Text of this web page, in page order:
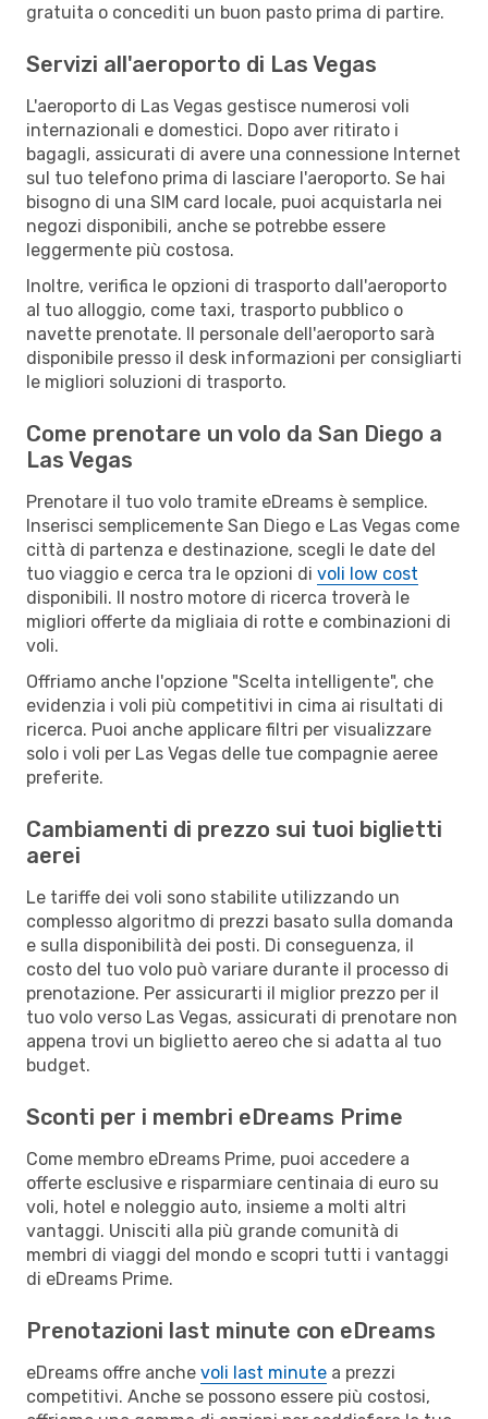
gratuita o concediti un buon pasto prima di partire.
Servizi all'aeroporto di Las Vegas
L'aeroporto di Las Vegas gestisce numerosi voli
internazionali e domestici. Dopo aver ritirato i
bagagli, assicurati di avere una connessione Internet
sul tuo telefono prima di lasciare l'aeroporto. Se hai
bisogno di una SIM card locale, puoi acquistarla nei
negozi disponibili, anche se potrebbe essere
leggermente più costosa.
Inoltre, verifica le opzioni di trasporto dall'aeroporto
al tuo alloggio, come taxi, trasporto pubblico o
navette prenotate. Il personale dell'aeroporto sarà
disponibile presso il desk informazioni per consigliarti
le migliori soluzioni di trasporto.
Come prenotare un volo da San Diego a
Las Vegas
Prenotare il tuo volo tramite eDreams è semplice.
Inserisci semplicemente San Diego e Las Vegas come
città di partenza e destinazione, scegli le date del
tuo viaggio e cerca tra le opzioni di voli low cost
disponibili. Il nostro motore di ricerca troverà le
migliori offerte da migliaia di rotte e combinazioni di
voli.
Offriamo anche l'opzione "Scelta intelligente", che
evidenzia i voli più competitivi in cima ai risultati di
ricerca. Puoi anche applicare filtri per visualizzare
solo i voli per Las Vegas delle tue compagnie aeree
preferite.
Cambiamenti di prezzo sui tuoi biglietti
aerei
Le tariffe dei voli sono stabilite utilizzando un
complesso algoritmo di prezzi basato sulla domanda
e sulla disponibilità dei posti. Di conseguenza, il
costo del tuo volo può variare durante il processo di
prenotazione. Per assicurarti il miglior prezzo per il
tuo volo verso Las Vegas, assicurati di prenotare non
appena trovi un biglietto aereo che si adatta al tuo
budget.
Sconti per i membri eDreams Prime
Come membro eDreams Prime, puoi accedere a
offerte esclusive e risparmiare centinaia di euro su
voli, hotel e noleggio auto, insieme a molti altri
vantaggi. Unisciti alla più grande comunità di
membri di viaggi del mondo e scopri tutti i vantaggi
di eDreams Prime.
Prenotazioni last minute con eDreams
eDreams offre anche voli last minute a prezzi
competitivi. Anche se possono essere più costosi,